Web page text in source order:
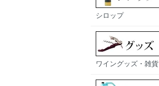
シロップ
ワイングッズ・雑貨